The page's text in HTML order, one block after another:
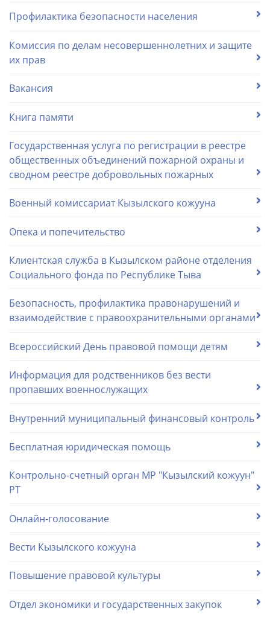
Профилактика безопасности населения
Комиссия по делам несовершеннолетних и защите
их прав
Вакансия
Книга памяти
Государственная услуга по регистрации в реестре
общественных объединений пожарной охраны и
сводном реестре добровольных пожарных
Военный комиссариат Кызылского кожууна
Опека и попечительство
Клиентская служба в Кызылском районе отделения
Социального фонда по Республике Тыва
Безопасность, профилактика правонарушений и
взаимодействие с правоохранительными органами
Всероссийский День правовой помощи детям
Информация для родственников без вести
пропавших военнослужащих
Внутренний муниципальный финансовый контроль
Бесплатная юридическая помощь
Контрольно-счетный орган МР "Кызылский кожуун"
РТ
Онлайн-голосование
Вести Кызылского кожууна
Повышение правовой культуры
Отдел экономики и государственных закупок